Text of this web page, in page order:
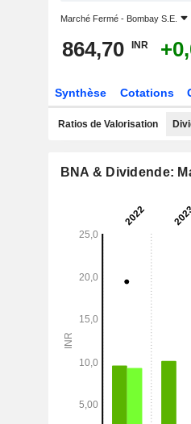
Marché Fermé - Bombay S.E.
864,70 INR
Synthèse Cotations
Ratios de Valorisation
BNA & Dividende: